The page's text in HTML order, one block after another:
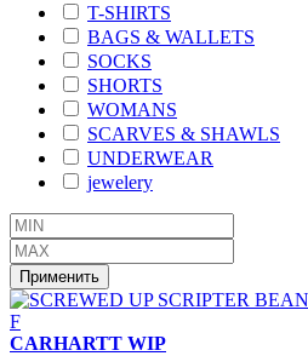
T-SHIRTS
BAGS & WALLETS
SOCKS
SHORTS
WOMANS
SCARVES & SHAWLS
UNDERWEAR
jewelery
Применить
F
CARHARTT WIP